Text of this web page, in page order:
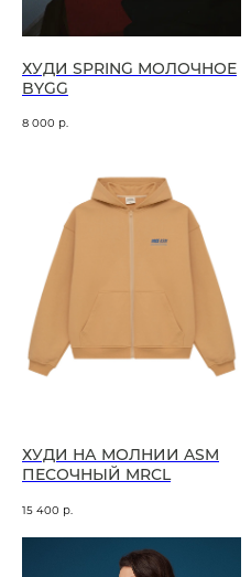
ХУДИ SPRING МОЛОЧНОЕ
BYGG
8 000 р.
ХУДИ НА МОЛНИИ ASM
ПЕСОЧНЫЙ MRCL
15 400 р.